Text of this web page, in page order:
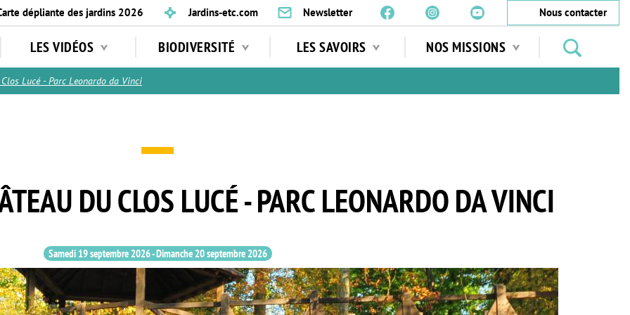
dépliante des jardins 2026 Jardins-etc.com Newsletter
Nous contacter
LES VIDÉOS BIODIVERSITÉ LES SAVOIRS NOS MISSIONS
jardins
Lucé - Parc Leonardo da Vinci
DU CLOS LUCÉ - PARC LEONARDO DA VINCI
Samedi 19 septembre 2026-Dimanche 20 septembre 2026